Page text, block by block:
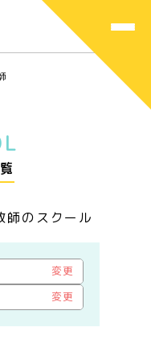
師のスクール
変更
変更